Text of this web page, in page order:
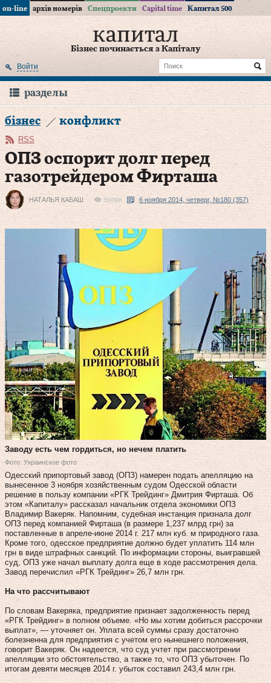
on-line архів номерів Спецпроекти Capital time Капитал 500
Бізнес починається з Капіталу
Войти
разделы
бізнес конфликт
RSS
ОПЗ оспорит долг перед
газотрейдером Фирташа
НАТАЛЬЯ КАБАШ 50096 6 ноября 2014, четверг, №180 (357)
Заводу есть чем гордиться, но нечем платить
Фото: Украинское фото
Одесский припортовый завод (ОПЗ) намерен подать апелляцию на
вынесенное 3 ноября хозяйственным судом Одесской области
решение в пользу компании «РГК Трейдинг» Дмитрия Фирташа. Об
этом «Капиталу» рассказал начальник отдела экономики ОПЗ
Владимир Вакеряк. Напомним, судебная инстанция признала долг
ОПЗ перед компанией Фирташа (в размере 1,237 млрд грн) за
поставленные в апреле-июне 2014 г. 217 млн куб. м природного газа.
Кроме того, одесское предприятие должно будет уплатить 114 млн
грн в виде штрафных санкций. По информации стороны, выигравшей
суд, ОПЗ уже начал выплату долга еще в ходе рассмотрения дела.
Завод перечислил «РГК Трейдинг» 26,7 млн грн.
На что рассчитывают
По словам Вакеряка, предприятие признает задолженность перед
«РГК Трейдинг» в полном объеме. «Но мы хотим добиться рассрочки
выплат», — уточняет он. Уплата всей суммы сразу достаточно
болезненна для предприятия с учетом его нынешнего положения,
говорит Вакеряк. Он надеется, что суд учтет при рассмотрении
апелляции это обстоятельство, а также то, что ОПЗ убыточен. По
итогам девяти месяцев 2014 г. убыток составил 243,4 млн грн.